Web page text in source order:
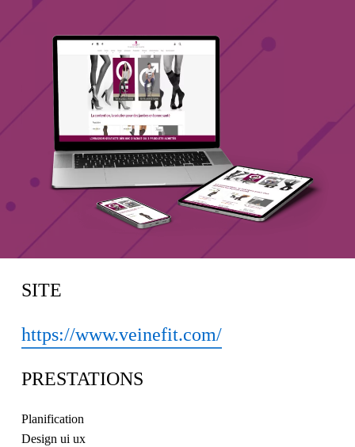
SITE
https://www.veinefit.com/
PRESTATIONS
Planification
Design ui ux